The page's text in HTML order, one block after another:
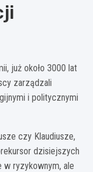
już około 3000 lat
zarządzali
i politycznymi
czy Klaudiusze,
dzisiejszych
w ryzykownym, ale